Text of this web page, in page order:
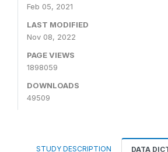
Feb 05, 2021
LAST MODIFIED
Nov 08, 2022
PAGE VIEWS
1898059
DOWNLOADS
49509
STUDY DESCRIPTION DATA